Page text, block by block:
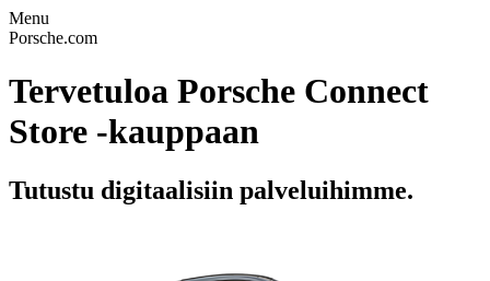
Menu
Porsche.com
Tervetuloa Porsche Connect
Store -kauppaan
Tutustu digitaalisiin palveluihimme.